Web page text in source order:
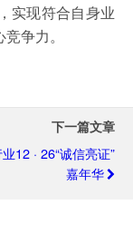
实现符合自身业
争力。
下一篇文章
12 · 26“诚信亮证”
嘉年华